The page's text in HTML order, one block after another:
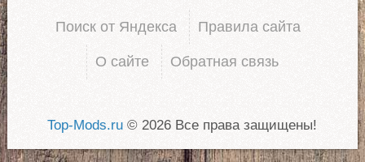
Поиск от Яндекса Правила сайта
О сайте Обратная связь
Top-Mods.ru © 2026 Все права защищены!